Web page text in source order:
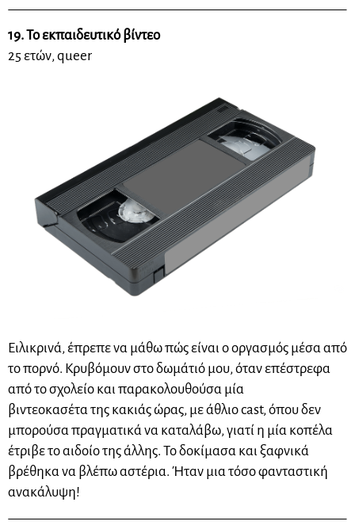
19. Το εκπαιδευτικό βίντεο
25 ετών, queer
Ειλικρινά, έπρεπε να μάθω πώς είναι ο οργασμός μέσα από
το πορνό. Κρυβόμουν στο δωμάτιό μου, όταν επέστρεφα
από το σχολείο και παρακολουθούσα μία
βιντεοκασέτα της κακιάς ώρας, με άθλιο cast, όπου δεν
μπορούσα πραγματικά να καταλάβω, γιατί η μία κοπέλα
έτριβε το αιδοίο της άλλης. Το δοκίμασα και ξαφνικά
βρέθηκα να βλέπω αστέρια. Ήταν μια τόσο φανταστική
ανακάλυψη!